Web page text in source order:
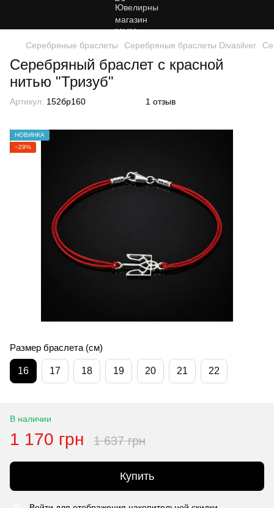
Серебряные браслеты Серебряные браслеты Divasilver
Серебряный браслет c красной
нитью "Тризуб"
Артикул: 152бр160 1 отзыв
НОВИНКА
−29%
Размер браслета (см)
16 17 18 19 20 21 22
В наличии
1 170 грн 1 637 грн
Купить